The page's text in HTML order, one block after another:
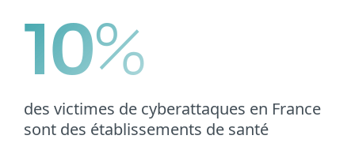
10%
des victimes de cyberattaques en France
sont des établissements de santé